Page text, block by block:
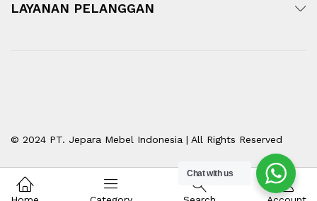
LAYANAN PELANGGAN
© 2024 PT. Jepara Mebel Indonesia | All Rights Reserved
Chat with us